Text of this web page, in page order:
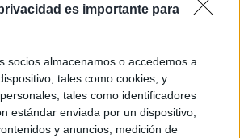
es importante para
socios almacenamos o accedemos a
tales como cookies, y
tales como identificadores
estándar enviada por un dispositivo,
y anuncios, medición de